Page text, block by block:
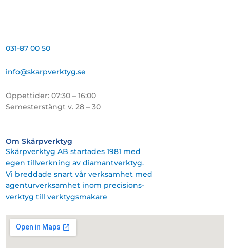
031-87 00 50
info@skarpverktyg.se
Öppettider: 07:30 – 16:00
Semesterstängt v. 28 – 30
Om Skärpverktyg
Skärpverktyg AB startades 1981 med
egen tillverkning av diamantverktyg.
Vi breddade snart vår verksamhet med
agenturverksamhet inom precisions-
verktyg till verktygsmakare